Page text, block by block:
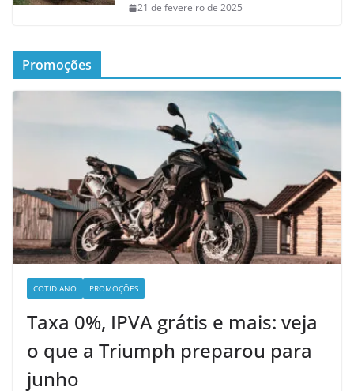
21 de fevereiro de 2025
Promoções
COTIDIANO PROMOÇÕES
Taxa 0%, IPVA grátis e mais: veja
o que a Triumph preparou para
junho